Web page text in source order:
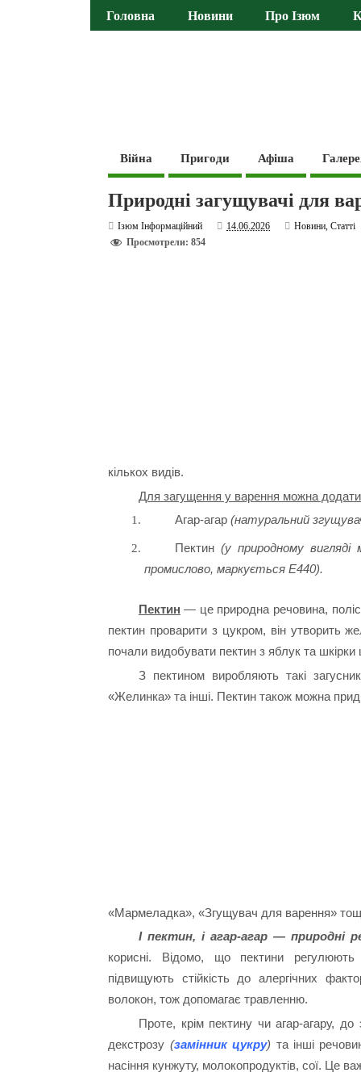
Головна Новини Про Ізюм
Війна Пригоди Афіша
Природні загущувачі для
Ізюм Інформаційний 14.06.2026 Новини,Статті
Просмотрели: 854
кількох видів.
Для загущення у варення можна
Агар-агар (натуральний
Пектин (у природному
промислово, маркується Е440).
Пектин — це природна речовина,
пектин проварити з цукром, він утворить
почали видобувати пектин з яблук та
З пектином виробляють такі
«Желинка» та інші. Пектин також можна
«Мармеладка», «Згущувач для варення»
І пектин, і агар-агар — природні
корисні. Відомо, що пектини регулюють
підвищують стійкість до алергічних
волокон, тож допомагає травленню.
Проте, крім пектину чи агар-агару,
декстрозу (замінник цукру) та інші
насіння кунжуту, молокопродуктів, сої. Це